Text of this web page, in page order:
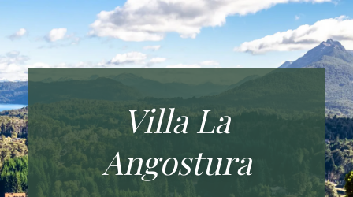
Villa La
Angostura